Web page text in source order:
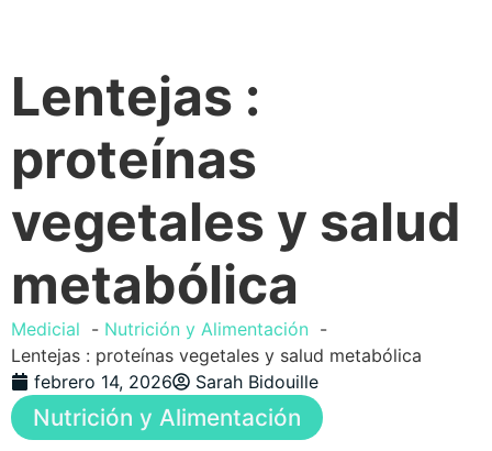
Lentejas :
proteínas
vegetales y salud
metabólica
Medicial
Nutrición y Alimentación
Lentejas : proteínas vegetales y salud metabólica
febrero 14, 2026
Sarah Bidouille
Nutrición y Alimentación